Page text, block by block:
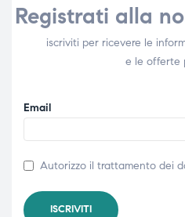
Registrati alla
iscriviti per ricevere le
e le offerte
Email
Autorizzo il trattamento dei